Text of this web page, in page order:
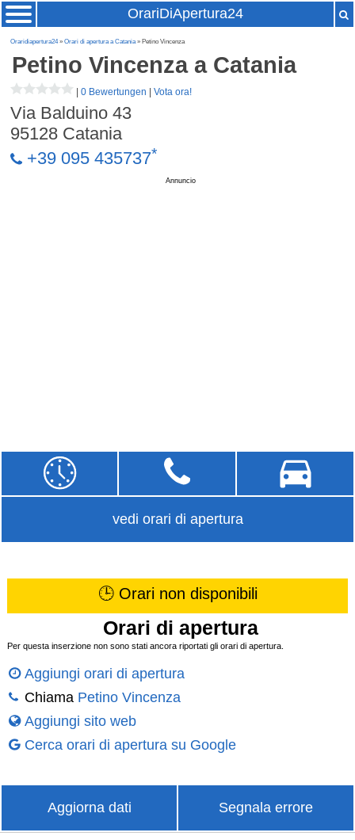
OrariDiApertura24
Oraridiapertura24»Orari di apertura a Catania» Petino Vincenza
Petino Vincenzaa Catania
|0 Bewertungen |Vota ora!
Via Balduino 43
95128 Catania
+39 095 435737*
Annuncio
vedi orari di apertura
🕒 Orari non disponibili
Orari di apertura
Per questa inserzione non sono stati ancora riportati gli orari di apertura.
Aggiungi orari di apertura
Chiama Petino Vincenza
Aggiungi sito web
Cerca orari di apertura su Google
Aggiorna dati Segnala errore